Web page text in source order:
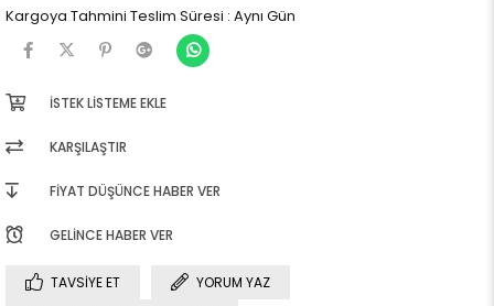
Kargoya Tahmini Teslim Süresi : Aynı Gün
İSTEK LISTEME EKLE
KARŞILAŞTIR
FIYAT DÜŞÜNCE HABER VER
GELINCE HABER VER
TAVSIYE ET
YORUM YAZ